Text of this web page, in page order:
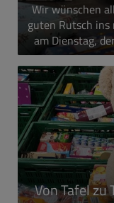
Wir wünschen
guten Rutsch ins
am Dienstag,
Von Tafel zu